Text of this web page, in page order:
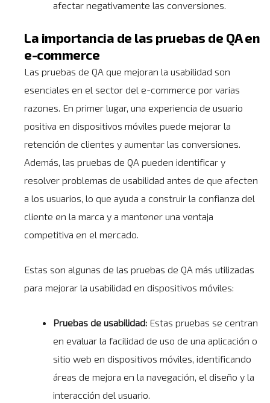
afectar negativamente las conversiones.
La importancia de las pruebas de QA en
e-commerce
Las pruebas de QA que mejoran la usabilidad son
esenciales en el sector del e-commerce por varias
razones. En primer lugar, una experiencia de usuario
positiva en dispositivos móviles puede mejorar la
retención de clientes yaumentar las conversiones.
Además, las pruebas de QA pueden identificar y
resolver problemas de usabilidad antes de que afecten
a los usuarios, lo que ayuda a construir la confianza del
cliente en la marca y a mantener una ventaja
competitiva en el mercado.
Estas son algunas de las pruebas de QA más utilizadas
para mejorar la usabilidad en dispositivos móviles:
Pruebas de usabilidad: Estas pruebas se centran
en evaluar la facilidad de uso de una aplicación o
sitio web en dispositivos móviles, identificando
áreas de mejora en la navegación, el diseño y la
interacción del usuario.